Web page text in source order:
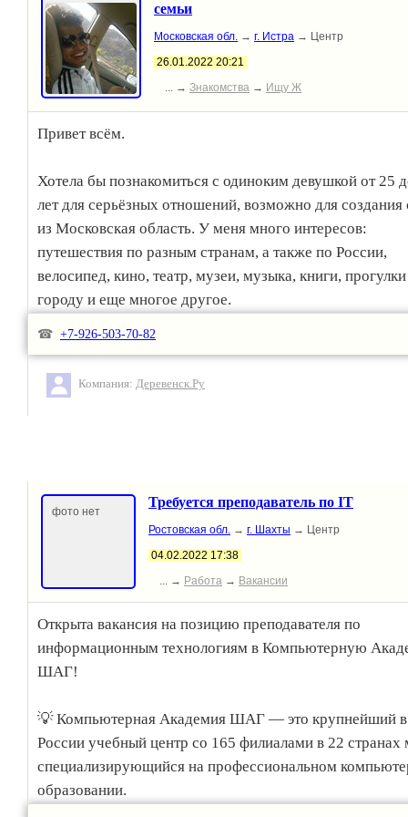
семьи
Московская обл. → г. Истра → Центр
26.01.2022 20:21
... → Знакомства → Ищу Ж
Привет всём.
Хотела бы познакомиться с одиноким девушкой от 25
лет для серьёзных отношений, возможно для создания
из Московская область. У меня много интересов:
путешествия по разным странам, а также по России,
велосипед, кино, театр, музеи, музыка, книги,
городу и еще многое другое.
чувством юмора! В разводе. Я инженер-программист.
Остальное при общении! Номер для связи Ватсапп
письме. Рассматриваю исключительно серьёзные
С другими предложениями прошу не беспокоить. Рен,
☎ +7-926-503-70-82
Компания: Деревенск.Ру
фото нет
Требуется преподаватель по IT
Ростовская обл. → г. Шахты → Центр
04.02.2022 17:38
... → Работа → Вакансии
Открыта вакансия на позицию преподавателя по
информационным технологиям в Компьютерную
ШАГ!
💡 Компьютерная Академия ШАГ — это крупнейший в
России учебный центр со 165 филиалами в 22 странах
специализирующийся на профессиональном
образовании.